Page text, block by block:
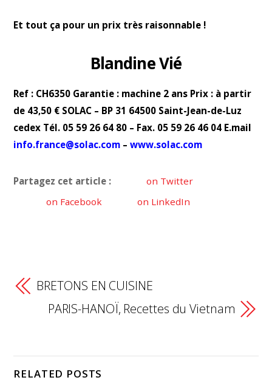
Et tout ça pour un prix très raisonnable !
Blandine Vié
Ref : CH6350 Garantie : machine 2 ans Prix : à partir
de 43,50 € SOLAC – BP 31 64500 Saint-Jean-de-Luz
cedex Tél. 05 59 26 64 80 – Fax. 05 59 26 46 04 E.mail
info.france@solac.com –www.solac.com
Partagez cet article :
on Twitter
on Facebook
on LinkedIn
BRETONS EN CUISINE
PARIS-HANOÏ, Recettes du Vietnam
RELATED POSTS